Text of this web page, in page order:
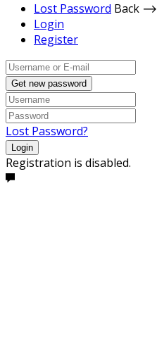
Lost Password Back ⟶
Login
Register
Get new password
Lost Password?
Login
Registration is disabled.